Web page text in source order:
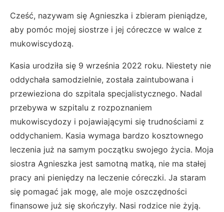
Cześć, nazywam się Agnieszka i zbieram pieniądze,
aby pomóc mojej siostrze i jej córeczce w walce z
mukowiscydozą.
Kasia urodziła się 9 września 2022 roku. Niestety nie
oddychała samodzielnie, została zaintubowana i
przewieziona do szpitala specjalistycznego. Nadal
przebywa w szpitalu z rozpoznaniem
mukowiscydozy i pojawiającymi się trudnościami z
oddychaniem. Kasia wymaga bardzo kosztownego
leczenia już na samym początku swojego życia. Moja
siostra Agnieszka jest samotną matką, nie ma stałej
pracy ani pieniędzy na leczenie córeczki. Ja staram
się pomagać jak mogę, ale moje oszczędności
finansowe już się skończyły. Nasi rodzice nie żyją.